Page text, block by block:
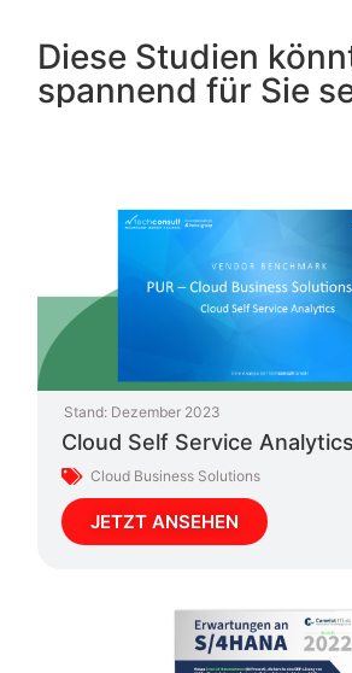
Diese Studien
spannend für Sie
Stand: Dezember 2023
Cloud Self Service
Cloud Business Solutions
JETZT ANSEHEN